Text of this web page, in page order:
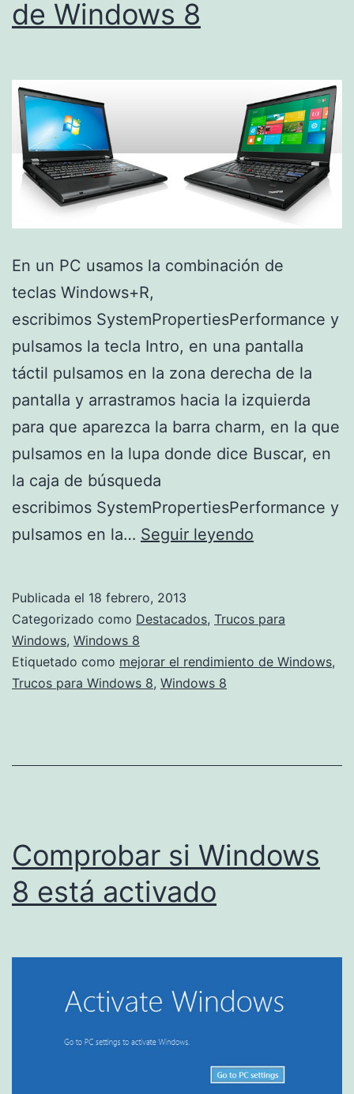
de Windows 8
En un PC usamos la combinación de
teclas Windows+R,
escribimos SystemPropertiesPerformance y
pulsamos la tecla Intro, en una pantalla
táctil pulsamos en la zona derecha de la
pantalla y arrastramos hacia la izquierda
para que aparezca la barra charm, en la que
pulsamos en la lupa donde dice Buscar, en
la caja de búsqueda
escribimos SystemPropertiesPerformance y
pulsamos en la… Seguir leyendo
de
8
Publicada el 18 febrero, 2013
Categorizado como Destacados, Trucos para
Windows, Windows 8
Etiquetado como mejorar el rendimiento de Windows,
Trucos para Windows 8, Windows 8
Comprobar si Windows
8 está activado